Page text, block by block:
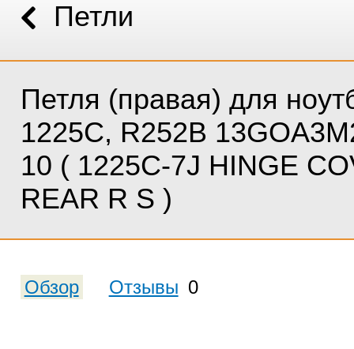
Петли
Петля (правая) для
1225C, R252B
10 ( 1225C-7J HINGE
REAR R S )
Обзор Отзывы 0